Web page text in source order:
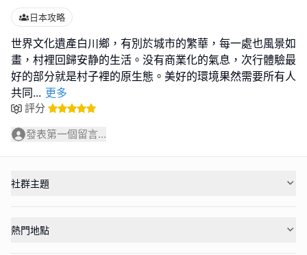
日本攻略
世界文化遺產白川鄉，有別於城市的繁華，每一處也風景如
畫，村裡回歸安静的生活。没有商業化的氣息，次行體驗最
好的部分就是村子裡的原生態。美好的環境果然需要所有人
共同... 更多
評分
發表第一個留言...
社群主題
熱門地點